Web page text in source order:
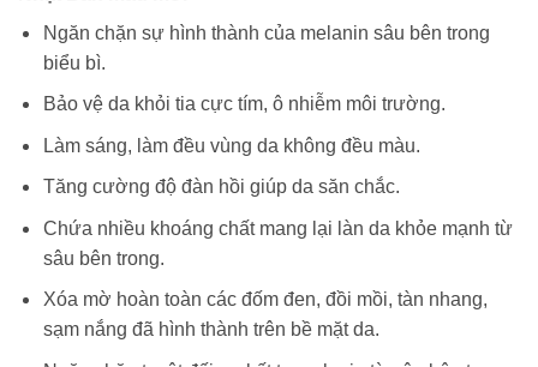
Ngăn chặn sự hình thành của melanin sâu bên trong
biểu bì.
Bảo vệ da khỏi tia cực tím, ô nhiễm môi trường.
Làm sáng, làm đều vùng da không đều màu.
Tăng cường độ đàn hồi giúp da săn chắc.
Chứa nhiều khoáng chất mang lại làn da khỏe mạnh từ
sâu bên trong.
Xóa mờ hoàn toàn các đốm đen, đồi mồi, tàn nhang,
sạm nắng đã hình thành trên bề mặt da.